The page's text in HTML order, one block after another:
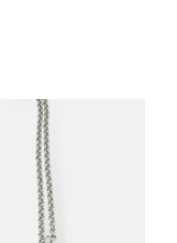
a favoritos